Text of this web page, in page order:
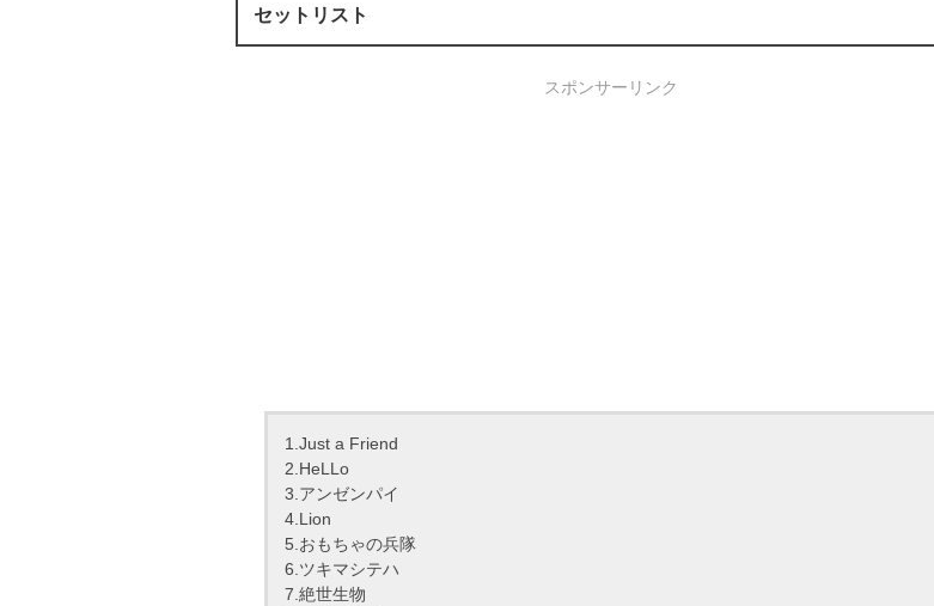
セットリスト
スポンサーリンク
1.Just a Friend
2.HeLLo
3.アンゼンパイ
4.Lion
5.おもちゃの兵隊
6.ツキマシテハ
7.絶世生物